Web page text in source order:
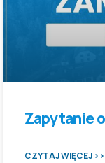
Zapytanie
CZYTAJ WIĘCEJ >>